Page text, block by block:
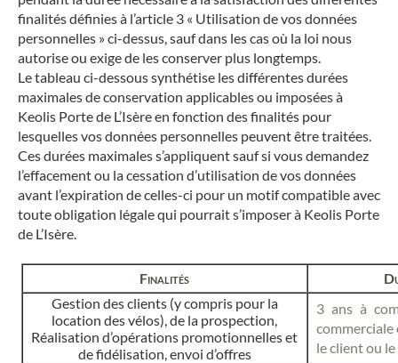
finalités définies à l’article 3 « Utilisation de vos données
personnelles » ci-dessus, sauf dans les cas où la loi nous
autorise ou exige de les conserver plus longtemps.
Le tableau ci-dessous synthétise les différentes durées
maximales de conservation applicables ou imposées à
Keolis Porte de L’Isère en fonction des finalités pour
lesquelles vos données personnelles peuvent être traitées.
Ces durées maximales s’appliquent sauf si vous demandez
l’effacement ou la cessation d’utilisation de vos données
avant l’expiration de celles-ci pour un motif compatible avec
toute obligation légale qui pourrait s’imposer à Keolis Porte
de L’Isère.
Finalités
Gestion des clients (y compris pour la
location des vélos), de la prospection,
Réalisation d’opérations promotionnelles et
de fidélisation, envoi d’offres
3 ans à
le client ou